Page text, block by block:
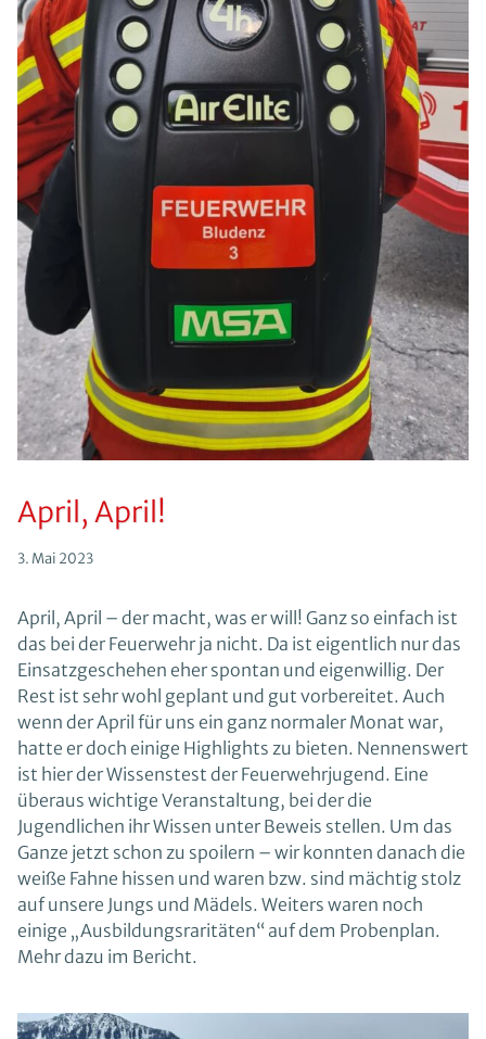
April, April!
3. Mai 2023
April, April – der macht, was er will! Ganz so einfach ist
das bei der Feuerwehr ja nicht. Da ist eigentlich nur das
Einsatzgeschehen eher spontan und eigenwillig. Der
Rest ist sehr wohl geplant und gut vorbereitet. Auch
wenn der April für uns ein ganz normaler Monat war,
hatte er doch einige Highlights zu bieten. Nennenswert
ist hier der Wissenstest der Feuerwehrjugend. Eine
überaus wichtige Veranstaltung, bei der die
Jugendlichen ihr Wissen unter Beweis stellen. Um das
Ganze jetzt schon zu spoilern – wir konnten danach die
weiße Fahne hissen und waren bzw. sind mächtig stolz
auf unsere Jungs und Mädels. Weiters waren noch
einige „Ausbildungsraritäten“ auf dem Probenplan.
Mehr dazu im Bericht.